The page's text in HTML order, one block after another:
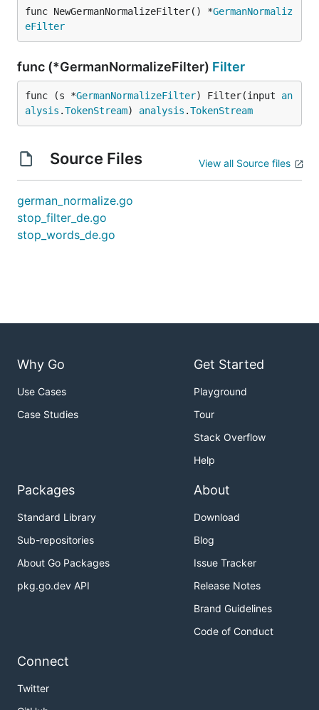
func NewGermanNormalizeFilter() *GermanNormaliz
eFilter
func (*GermanNormalizeFilter) Filter
func (s *GermanNormalizeFilter) Filter(input an
alysis .TokenStream) analysis .TokenStream
Source Files View all Source files
german_normalize.go
stop_filter_de.go
stop_words_de.go
Why Go
Use Cases
Case Studies
Get Started
Playground
Tour
Stack Overflow
Help
Packages
Standard Library
Sub-repositories
About Go Packages
pkg.go.dev API
About
Download
Blog
Issue Tracker
Release Notes
Brand Guidelines
Code of Conduct
Connect
Twitter